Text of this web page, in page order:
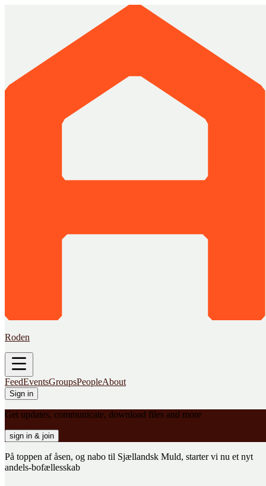
Roden
FeedEventsGroupsPeopleAbout
Sign in
Get updates, communicate, download files and more
sign in & join
På toppen af åsen, og nabo til Sjællandsk Muld, starter vi nu et nyt
andels-bofællesskab